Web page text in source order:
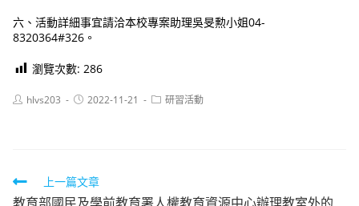
六、活動詳細事宜請洽本校專案助理吳旻勲小姐04-
8320364#326。
瀏覽次數: 286
Posthlvs203
Post2022-11-21
Post研習活動
Read上一篇文章